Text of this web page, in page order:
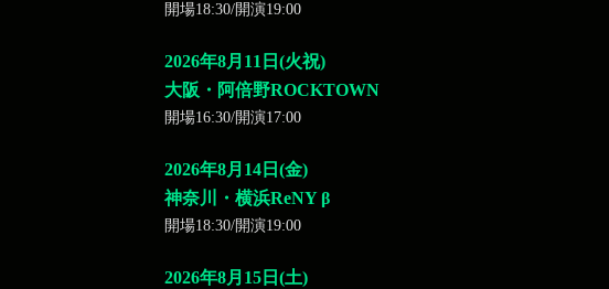
開場18:30/開演19:00
2026年8月11日(火祝)
大阪・阿倍野ROCKTOWN
開場16:30/開演17:00
2026年8月14日(金)
神奈川・横浜ReNY β
開場18:30/開演19:00
2026年8月15日(土)